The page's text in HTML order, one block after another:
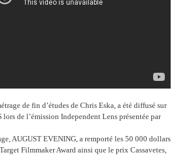
de fin d’études de Chris Eska, a été diffusé sur
de l’émission Independent Lens présentée par
AUGUST EVENING, a remporté les 50 000 dollars
Filmmaker Award ainsi que le prix Cassavetes,